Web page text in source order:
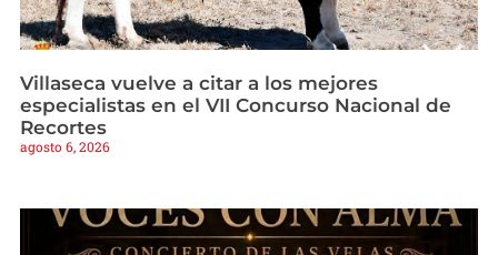
Villaseca vuelve a citar a los mejores
especialistas en el VII Concurso Nacional de
Recortes
agosto 6, 2026